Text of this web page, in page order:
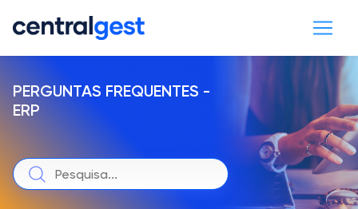
PERGUNTAS FREQUENTES -
ERP